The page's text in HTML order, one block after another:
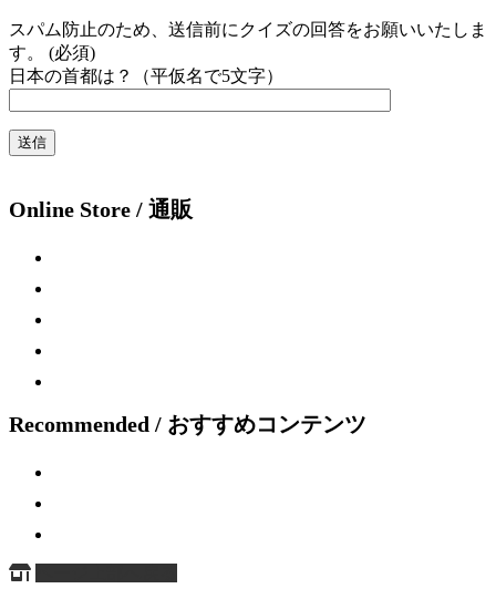
スパム防止のため、送信前にクイズの回答をお願いいたしま
す。 (必須)
日本の首都は？（平仮名で5文字）
Online Store / 通販
Recommended / おすすめコンテンツ